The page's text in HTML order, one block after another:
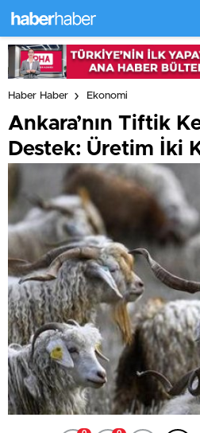
Haber Haber Ekonomi
Ankara’nın Tiftik
Destek: Üretim İki